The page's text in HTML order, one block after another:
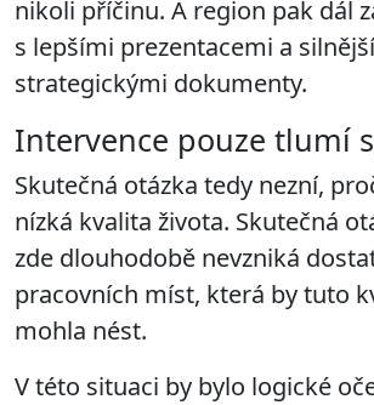
nikoli příčinu. A region pak dál
s lepšími prezentacemi a
strategickými dokumenty.
Intervence pouze tlumí
Skutečná otázka tedy nezní,
nízká kvalita života. Skutečná
zde dlouhodobě nevzniká
pracovních míst, která by tuto
mohla nést.
V této situaci by bylo logické